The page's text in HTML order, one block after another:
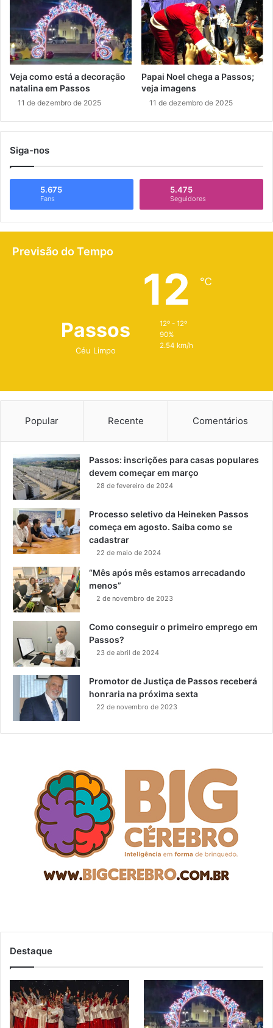
Veja como está a decoração
natalina em Passos
11 de dezembro de 2025
Papai Noel chega a Passos;
veja imagens
11 de dezembro de 2025
Siga-nos
5.675
Fans
5.475
Seguidores
Previsão do Tempo
Passos
Céu Limpo
12 ℃
12º - 12º
90%
2.54 km/h
Popular Recente Comentários
Passos: inscrições para casas populares
devem começar em março
28 de fevereiro de 2024
Processo seletivo da Heineken Passos
começa em agosto. Saiba como se
cadastrar
22 de maio de 2024
“Mês após mês estamos arrecadando
menos”
2 de novembro de 2023
Como conseguir o primeiro emprego em
Passos?
23 de abril de 2024
Promotor de Justiça de Passos receberá
honraria na próxima sexta
22 de novembro de 2023
Destaque